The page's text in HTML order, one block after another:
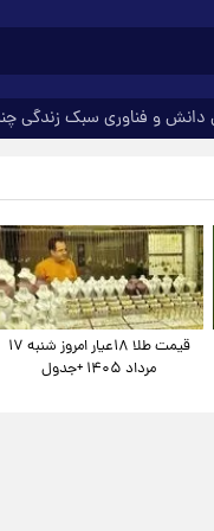
دانش و فناوری سبک زندگی
قیمت طلا ۱۸عیار امروز شنبه ۱۷
مرداد ۱۴۰۵ +جدول